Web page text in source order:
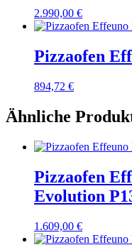
2.990,00 €
Pizzaofen
894,72 €
Ähnliche
Pizzaofen
Evolution
1.609,00 €